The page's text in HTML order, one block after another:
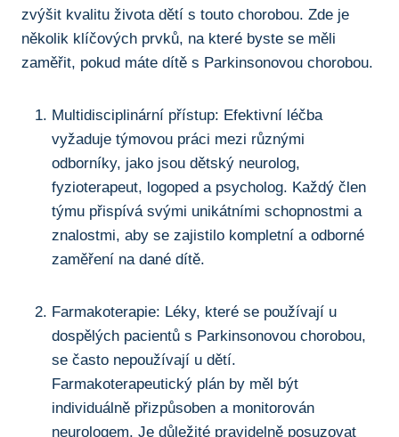
zvýšit⁢ kvalitu života dětí s touto chorobou. Zde je
několik klíčových prvků, na⁢ které byste‌ se měli
zaměřit, pokud máte‍ dítě s Parkinsonovou​ chorobou.
Multidisciplinární přístup: ⁤Efektivní léčba
vyžaduje týmovou práci mezi různými
odborníky, jako jsou dětský neurolog,
fyzioterapeut, logoped ⁢a psycholog. Každý člen
týmu přispívá svými⁣ unikátními schopnostmi‍ a
znalostmi, aby se ​zajistilo kompletní⁢ a​ odborné
zaměření⁤ na dané dítě.
Farmakoterapie: Léky, které⁢ se používají ​u‌
dospělých⁤ pacientů s Parkinsonovou chorobou,‌
se ⁢často nepoužívají u dětí.
Farmakoterapeutický plán by měl ⁣být
individuálně přizpůsoben‌ a monitorován
neurologem. Je důležité pravidelně posuzovat